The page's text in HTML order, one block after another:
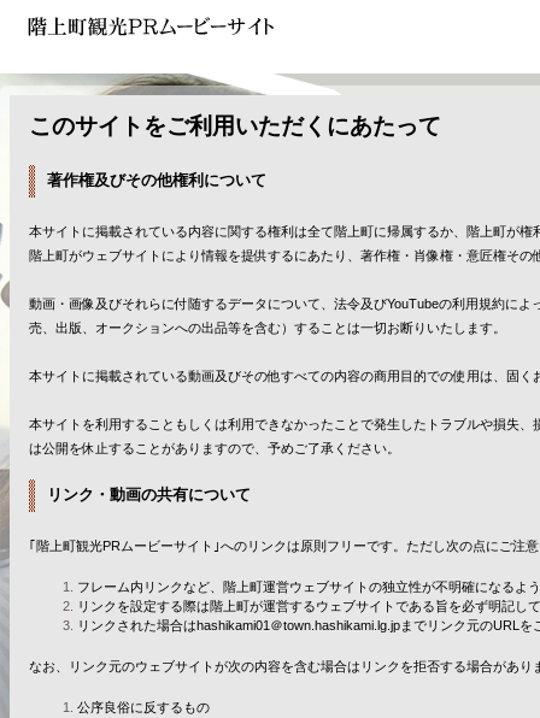
このサイトをご利用いただくにあたって
著作権及びその他権利について
本サイトに掲載されている内容に関する権利は全て階上町に帰属するか、階上町が
階上町がウェブサイトにより情報を提供するにあたり、著作権・肖像権・意匠権そ
動画・画像及びそれらに付随するデータについて、法令及びYouTubeの利用規約に
売、出版、オークションへの出品等を含む）することは一切お断りいたします。
本サイトに掲載されている動画及びその他すべての内容の商用目的での使用は、固く
本サイトを利用することもしくは利用できなかったことで発生したトラブルや損失
は公開を休止することがありますので、予めご了承ください。
リンク・動画の共有について
｢階上町観光PRムービーサイト｣へのリンクは原則フリーです。ただし次の点にご注
フレーム内リンクなど、階上町運営ウェブサイトの独立性が不明確になるよ
リンクを設定する際は階上町が運営するウェブサイトである旨を必ず明記し
リンクされた場合はhashikami01＠town.hashikami.lg.jpまでリンク元のURLを
なお、リンク元のウェブサイトが次の内容を含む場合はリンクを拒否する場合があり
公序良俗に反するもの